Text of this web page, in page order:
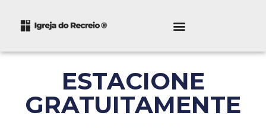
ESTACIONE
GRATUITAMENTE